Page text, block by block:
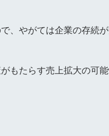
、やがては企業の存続
もたらす売上拡大の可